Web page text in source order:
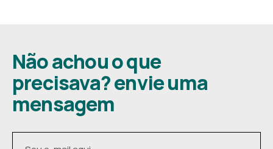
Não achou o que
precisava? envie uma
mensagem